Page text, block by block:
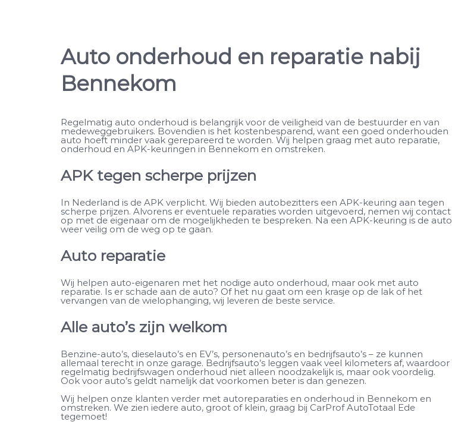
Auto onderhoud en reparatie nabij
Bennekom
Regelmatig auto onderhoud is belangrijk voor de veiligheid van de bestuurder en van
medeweggebruikers. Bovendien is het kostenbesparend, want een goed onderhouden
auto hoeft minder vaak gerepareerd te worden. Wij helpen graag met auto reparatie,
onderhoud en APK-keuringen in Bennekom en omstreken.
APK tegen scherpe prijzen
In Nederland is de APK verplicht. Wij bieden autobezitters een APK-keuring aan tegen
scherpe prijzen. Alvorens er eventuele reparaties worden uitgevoerd, nemen wij contact
op met de eigenaar om de mogelijkheden te bespreken. Na een APK-keuring is de auto
weer veilig om de weg op te gaan.
Auto reparatie
Wij helpen auto-eigenaren met het nodige auto onderhoud, maar ook met auto
reparatie. Is er schade aan de auto? Of het nu gaat om een krasje op de lak of het
vervangen van de wielophanging, wij leveren de beste service.
Alle auto’s zijn welkom
Benzine-auto’s, dieselauto’s en EV’s, personenauto’s en bedrijfsauto’s – ze kunnen
allemaal terecht in onze garage. Bedrijfsauto’s leggen vaak veel kilometers af, waardoor
regelmatig bedrijfswagen onderhoud niet alleen noodzakelijk is, maar ook voordelig.
Ook voor auto’s geldt namelijk dat voorkomen beter is dan genezen.
Wij helpen onze klanten verder met autoreparaties en onderhoud in Bennekom en
omstreken. We zien iedere auto, groot of klein, graag bij CarProf AutoTotaal Ede
tegemoet!